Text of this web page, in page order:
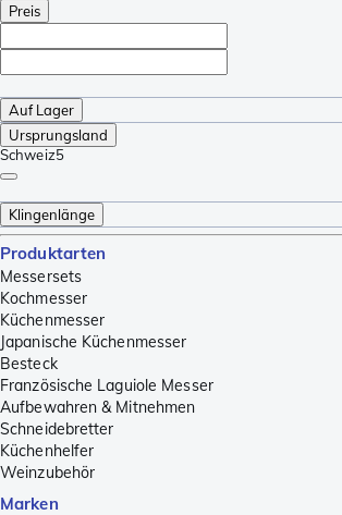
Preis
Auf Lager
Ursprungsland
Schweiz5
Klingenlänge
Produktarten
Messersets
Kochmesser
Küchenmesser
Japanische Küchenmesser
Besteck
Französische Laguiole Messer
Aufbewahren & Mitnehmen
Schneidebretter
Küchenhelfer
Weinzubehör
Marken